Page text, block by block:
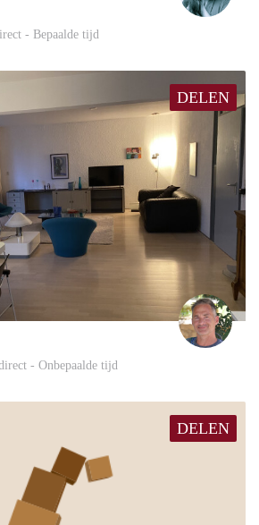
- Bepaalde tijd
DELEN
Jelle
- Onbepaalde tijd
DELEN